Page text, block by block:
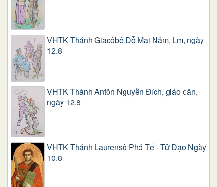
VHTK Thánh Giacôbê Ðỗ Mai Năm, Lm, ngày
12.8
VHTK Thánh Antôn Nguyễn Ðích, giáo dân,
ngày 12.8
VHTK Thánh Laurensô Phó Tế - Tử Đạo Ngày
10.8